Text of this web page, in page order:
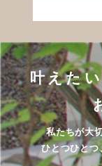
叶えた
私たちが大
ひとつひとつ